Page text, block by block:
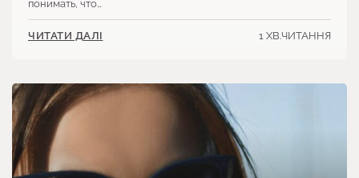
понимать, что…
ЧИТАТИ ДАЛІ 1 ХВ.ЧИТАННЯ